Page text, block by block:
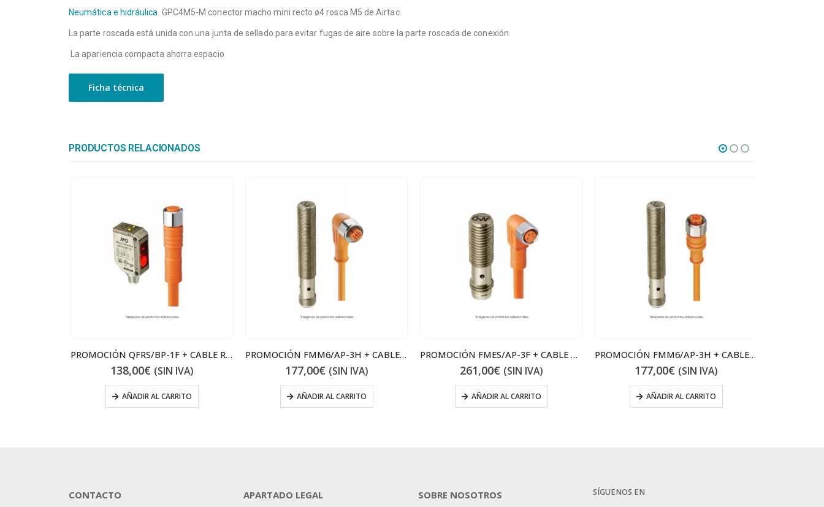
Neumática e hidráulica . GPC4M5-M conector macho mini recto ø4 rosca M5 de Airtac.
La parte roscada está unida con una junta de sellado para evitar fugas de aire sobre la parte roscada de conexión.
La apariencia compacta ahorra espacio
Ficha técnica
PRODUCTOS RELACIONADOS
PROMOCIÓN QFRS/BP-1F + CABLE RECTO
138,00€ (SIN IVA)
AÑADIR AL CARRITO
PROMOCIÓN FMM6/AP-3H + CABLE ACODADO
177,00€ (SIN IVA)
AÑADIR AL CARRITO
PROMOCIÓN FMES/AP-3F + CABLE ACODADO
261,00€ (SIN IVA)
AÑADIR AL CARRITO
PROMOCIÓN FMM6/AP-3H + CABLE RECTO
177,00€ (SIN IVA)
AÑADIR AL CARRITO
CONTACTO APARTADO LEGAL SOBRE NOSOTROS SÍGUENOS EN